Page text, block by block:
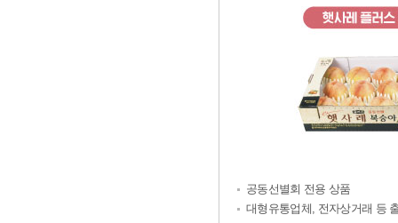
공동선별회 전용 상품
대형유통업체, 전자상거래 등